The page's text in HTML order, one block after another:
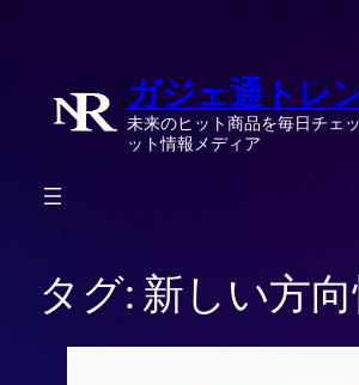
ガジェ通トレ
未来のヒット商品を毎日チェ
ット情報メディア
タグ: 新しい方